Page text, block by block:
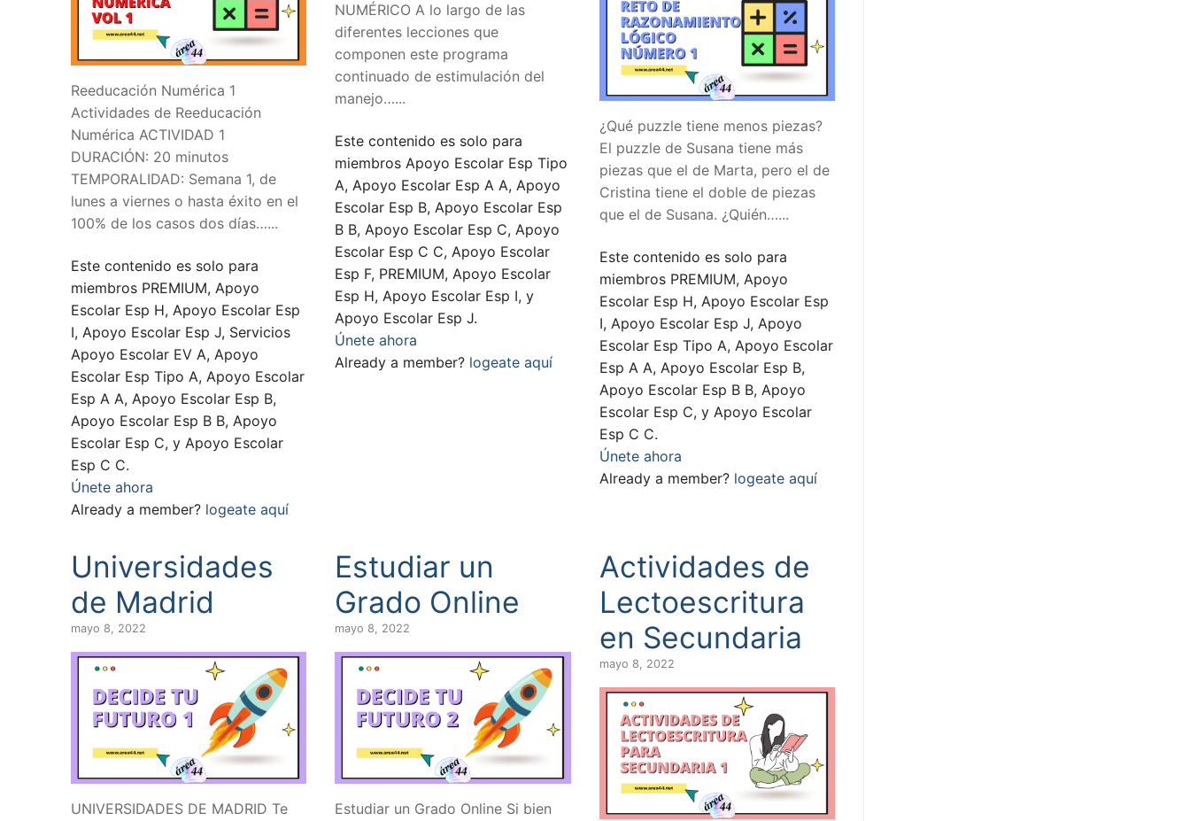
Reeducación Numérica 1
Actividades de Reeducación
Numérica ACTIVIDAD 1
DURACIÓN: 20 minutos
TEMPORALIDAD: Semana 1, de
lunes a viernes o hasta éxito en el
100% de los casos dos días…...
Este contenido es solo para
miembros PREMIUM, Apoyo
Escolar Esp H, Apoyo Escolar Esp
I, Apoyo Escolar Esp J, Servicios
Apoyo Escolar EV A, Apoyo
Escolar Esp Tipo A, Apoyo Escolar
Esp A A, Apoyo Escolar Esp B,
Apoyo Escolar Esp B B, Apoyo
Escolar Esp C, y Apoyo Escolar
Esp C C.
Únete ahora
Already a member? logeate aquí
NUMÉRICO A lo largo de las
diferentes lecciones que
componen este programa
continuado de estimulación del
manejo…...
Este contenido es solo para
miembros Apoyo Escolar Esp Tipo
A, Apoyo Escolar Esp A A, Apoyo
Escolar Esp B, Apoyo Escolar Esp
B B, Apoyo Escolar Esp C, Apoyo
Escolar Esp C C, Apoyo Escolar
Esp F, PREMIUM, Apoyo Escolar
Esp H, Apoyo Escolar Esp I, y
Apoyo Escolar Esp J.
Únete ahora
Already a member? logeate aquí
¿Qué puzzle tiene menos piezas?
El puzzle de Susana tiene más
piezas que el de Marta, pero el de
Cristina tiene el doble de piezas
que el de Susana. ¿Quién…...
Este contenido es solo para
miembros PREMIUM, Apoyo
Escolar Esp H, Apoyo Escolar Esp
I, Apoyo Escolar Esp J, Apoyo
Escolar Esp Tipo A, Apoyo Escolar
Esp A A, Apoyo Escolar Esp B,
Apoyo Escolar Esp B B, Apoyo
Escolar Esp C, y Apoyo Escolar
Esp C C.
Únete ahora
Already a member? logeate aquí
Universidades
de Madrid
mayo 8, 2022
UNIVERSIDADES DE MADRID Te
Estudiar un
Grado Online
mayo 8, 2022
Estudiar un Grado Online Si bien
Actividades de
Lectoescritura
en Secundaria
mayo 8, 2022